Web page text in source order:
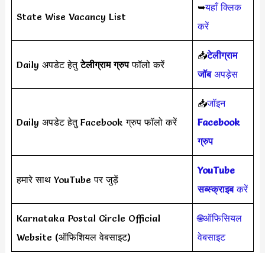
State Wise Vacancy List
➥यहाँ क्लिक
करें
Daily अपडेट हेतुटेलीग्राम ग्रुपफॉलो करें
📥टेलीग्राम
जॉबअपड़ेस
Daily अपडेट हेतु Facebook ग्रुप फॉलो करें
📥जॉइन
Facebook
ग्रुप
हमारे साथ YouTube पर जुड़ें
YouTube
सब्स्क्राइबकरें
Karnataka Postal Circle Official
Website (ऑफिशियल वेबसाइट)
🌐ऑफिसियल
वेबसाइट